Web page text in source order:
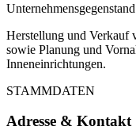
Unternehmensgegenstand
Herstellung und Verkauf
sowie Planung und
Inneneinrichtungen.
STAMMDATEN
Adresse & Kontakt